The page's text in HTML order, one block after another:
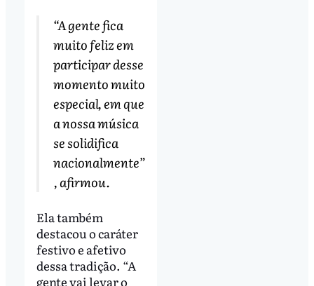
“A gente fica
muito feliz em
participar desse
momento muito
especial, em que
a nossa música
se solidifica
nacionalmente”
, afirmou.
Ela também
destacou o caráter
festivo e afetivo
dessa tradição. “A
gente vai levar o